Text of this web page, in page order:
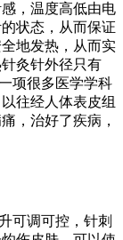
，温度高低由电
状态，从而保证
地发热，从而实
灸针外径只有
项很多医学学科
往经人体表皮组
，治好了疾病，
可调可控，针刺